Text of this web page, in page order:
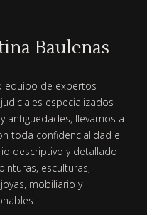
Baulenas
equipo de expertos
especializados
antigüedades, llevamos a
toda confidencialidad el
descriptivo y detallado
esculturas,
mobiliario y